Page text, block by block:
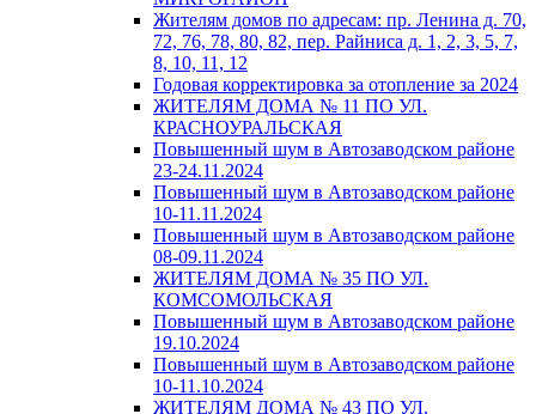
Жителям домов по адресам: пр. Ленина д. 70,
72, 76, 78, 80, 82, пер. Райниса д. 1, 2, 3, 5, 7,
8, 10, 11, 12
Годовая корректировка за отопление за 2024
ЖИТЕЛЯМ ДОМА № 11 ПО УЛ.
КРАСНОУРАЛЬСКАЯ
Повышенный шум в Автозаводском районе
23-24.11.2024
Повышенный шум в Автозаводском районе
10-11.11.2024
Повышенный шум в Автозаводском районе
08-09.11.2024
ЖИТЕЛЯМ ДОМА № 35 ПО УЛ.
КОМСОМОЛЬСКАЯ
Повышенный шум в Автозаводском районе
19.10.2024
Повышенный шум в Автозаводском районе
10-11.10.2024
ЖИТЕЛЯМ ДОМА № 43 ПО УЛ.